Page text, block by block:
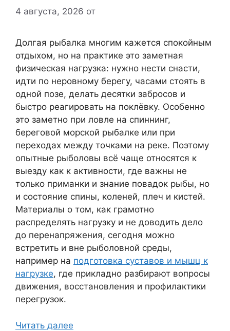
4 августа, 2026 от
Долгая рыбалка многим кажется спокойным
отдыхом, но на практике это заметная
физическая нагрузка: нужно нести снасти,
идти по неровному берегу, часами стоять в
одной позе, делать десятки забросов и
быстро реагировать на поклёвку. Особенно
это заметно при ловле на спиннинг,
береговой морской рыбалке или при
переходах между точками на реке. Поэтому
опытные рыболовы всё чаще относятся к
выезду как к активности, где важны не
только приманки и знание повадок рыбы, но
и состояние спины, коленей, плеч и кистей.
Материалы о том, как грамотно
распределять нагрузку и не доводить дело
до перенапряжения, сегодня можно
встретить и вне рыболовной среды,
например на подготовка суставов и мышц к
нагрузке, где прикладно разбирают вопросы
движения, восстановления и профилактики
перегрузок.
Читать далее